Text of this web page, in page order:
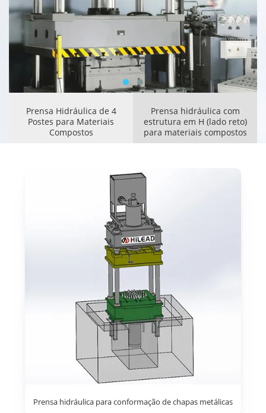
Prensa Hidráulica de 4
Postes para Materiais
Compostos
Prensa hidráulica com
estrutura em H (lado reto)
para materiais compostos
Prensa hidráulica para conformação de chapas metálicas